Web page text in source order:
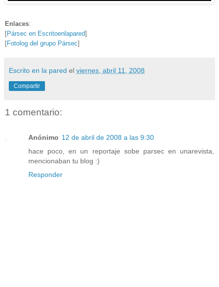
Enlaces:
[Pársec en Escritoenlapared]
[Fotolog del grupo Pársec]
Escrito en la pared el viernes, abril 11, 2008
Compartir
1 comentario:
Anónimo 12 de abril de 2008 a las 9:30
hace poco, en un reportaje sobe parsec en unarevista,
mencionaban tu blog :)
Responder